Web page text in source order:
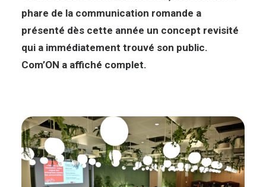
phare de la communication romande a
présenté dès cette année un concept revisité
qui a immédiatement trouvé son public.
Com’ON a affiché complet.